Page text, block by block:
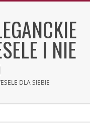
I NIE
DLA SIEBIE